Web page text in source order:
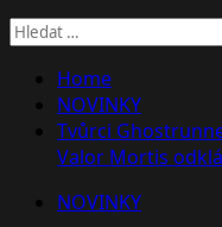
Vyhledávání
Home
NOVINKY
Tvůrci
Valor Mortis
NOVINKY